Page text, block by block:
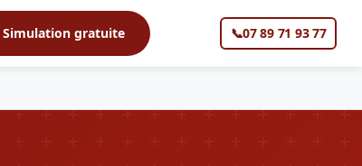
Simulation gratuite 📞07 89 71 93 77